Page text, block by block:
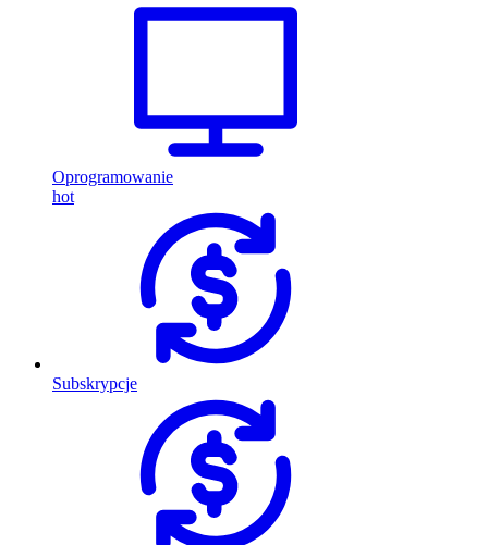
Oprogramowanie
hot
Subskrypcje